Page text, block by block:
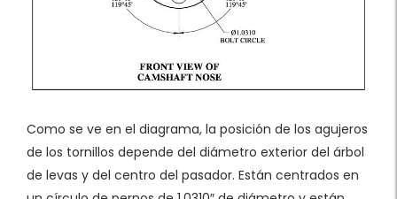
Como se ve en el diagrama, la posición de los agujeros
de los tornillos depende del diámetro exterior del árbol
de levas y del centro del pasador. Están centrados en